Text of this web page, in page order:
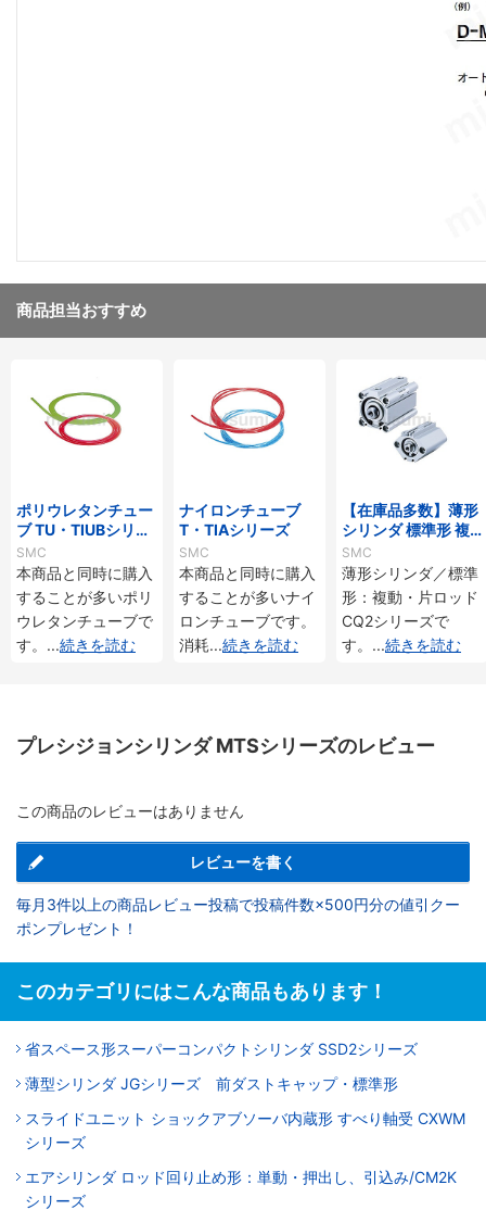
商品担当おすすめ
ポリウレタンチュー
ブ TU・TIUBシリー
ズ
SMC
本商品と同時に購入
することが多いポリ
ウレタンチューブで
す。 ...続きを読む
ナイロンチューブ
T・TIAシリーズ
SMC
本商品と同時に購入
することが多いナイ
ロンチューブです。
消耗...続きを読む
【在庫品多数】薄形
シリンダ 標準形 複
動・片ロッド CQ2
シリーズ
SMC
薄形シリンダ／標準
形：複動・片ロッド
CQ2シリーズで
す。 ...続きを読む
プレシジョンシリンダ MTSシリーズのレビュー
この商品のレビューはありません
レビューを書く
毎月3件以上の商品レビュー投稿で投稿件数×500円分の値引クー
ポンプレゼント！
このカテゴリにはこんな商品もあります！
省スペース形スーパーコンパクトシリンダ SSD2シリーズ
薄型シリンダ JGシリーズ 前ダストキャップ・標準形
スライドユニット ショックアブソーバ内蔵形 すべり軸受 CXWM
シリーズ
エアシリンダ ロッド回り止め形：単動・押出し、引込み/CM2K
シリーズ